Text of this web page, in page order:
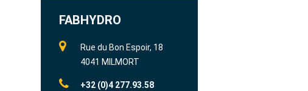
FABHYDRO
Rue du Bon Espoir, 18
4041 MILMORT
+32 (0)4 277.93.58